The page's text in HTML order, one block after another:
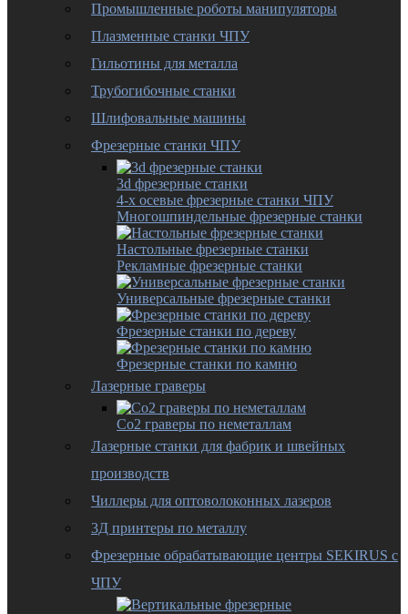
Промышленные роботы манипуляторы
Плазменные станки ЧПУ
Гильотины для металла
Трубогибочные станки
Шлифовальные машины
Фрезерные станки ЧПУ
3d фрезерные станки
4-х осевые фрезерные станки ЧПУ
Многошпиндельные фрезерные станки
Настольные фрезерные станки
Рекламные фрезерные станки
Универсальные фрезерные станки
Фрезерные станки по дереву
Фрезерные станки по камню
Лазерные граверы
Co2 граверы по неметаллам
Лазерные станки для фабрик и швейных
производств
Чиллеры для оптоволоконных лазеров
3Д принтеры по металлу
Фрезерные обрабатывающие центры SEKIRUS с
ЧПУ